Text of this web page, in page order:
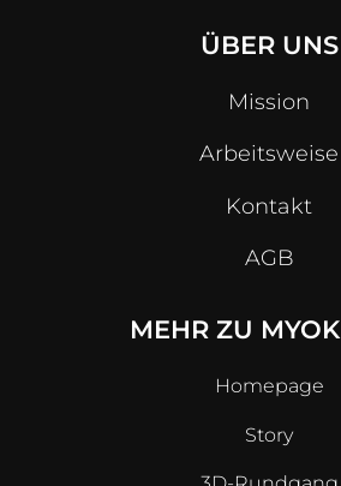
ÜBER UNS
Mission
Arbeitsweise
Kontakt
AGB
MEHR ZU
Homepage
Story